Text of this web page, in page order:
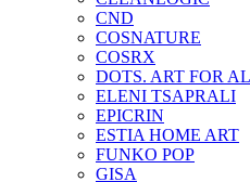
CND
COSNATURE
COSRX
DOTS. ART FOR
ELENI TSAPRALI
EPICRIN
ESTIA HOME ART
FUNKO POP
GISA